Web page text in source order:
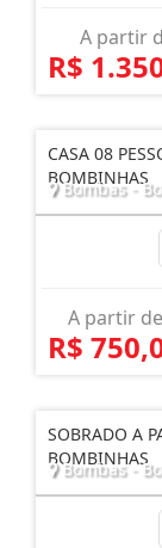
A partir
R$
CASA 08
BOMBINHAS
Bombas -
A partir de
R$
SOBRADO A
BOMBINHAS
Bombas -